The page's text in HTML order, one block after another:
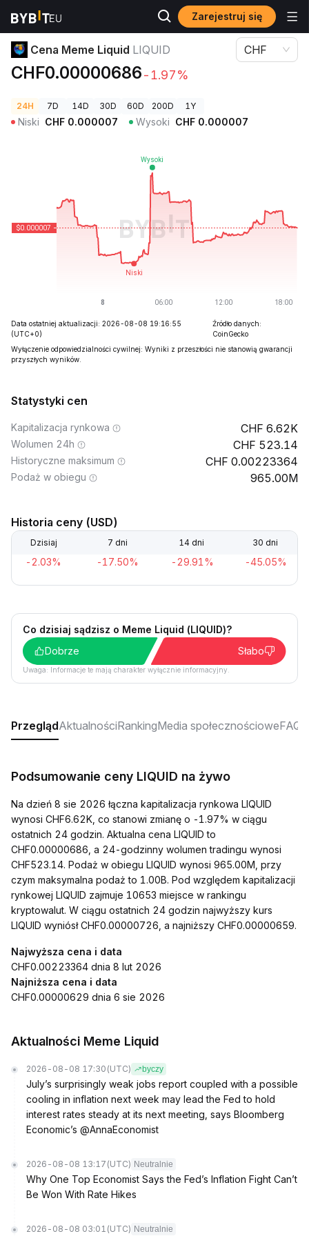
Zarejestruj się
Ceny kryptowalut Cena Meme Liquid LIQUID
Cena Meme Liquid LIQUID
CHF0.00000686-1.97%
CHF
24H 7D 14D 30D 60D 200D 1Y
Niski CHF 0.000007 Wysoki CHF 0.000007
Data ostatniej aktualizacji: 2026-08-08 19:16:55
(UTC+0)
Źródło danych:
CoinGecko
Wyłączenie odpowiedzialności cywilnej: Wyniki z przeszłości nie stanowią gwarancji
przyszłych wyników.
Statystyki cen
Kapitalizacja rynkowa 6.62K
Wolumen 24h 523.14
Historyczne maksimum 0.00223364
Podaż w obiegu 965.00M
Historia ceny (USD)
Dzisiaj 7 dni 14 dni 30 dni
-2.03% -17.50% -29.91% -45.05%
Co dzisiaj sądzisz o Meme Liquid (LIQUID)?
Dobrze
Słabo
Uwaga: Informacje te mają charakter wyłącznie informacyjny.
PrzeglądAktualnościRankingMedia społecznościoweFAQ
Podsumowanie ceny LIQUID na żywo
Na dzień 8 sie 2026 łączna kapitalizacja rynkowa LIQUID
wynosi CHF6.62K, co stanowi zmianę o -1.97% w ciągu
ostatnich 24 godzin. Aktualna cena LIQUID to
CHF0.00000686, a 24-godzinny wolumen tradingu wynosi
CHF523.14. Podaż w obiegu LIQUID wynosi 965.00M, przy
czym maksymalna podaż to 1.00B. Pod względem kapitalizacji
rynkowej LIQUID zajmuje 10653 miejsce w rankingu
kryptowalut. W ciągu ostatnich 24 godzin najwyższy kurs
LIQUID wyniósł CHF0.00000726, a najniższy CHF0.00000659.
Najwyższa cena i data
CHF0.00223364 dnia 8 lut 2026
Najniższa cena i data
CHF0.00000629 dnia 6 sie 2026
Aktualności Meme Liquid
2026-08-08 17:30 (UTC) byczy
July’s surprisingly weak jobs report coupled with a possible
cooling in inflation next week may lead the Fed to hold
interest rates steady at its next meeting, says Bloomberg
Economic’s @AnnaEconomist
2026-08-08 13:17 (UTC) Neutralnie
Why One Top Economist Says the Fed’s Inflation Fight Can’t
Be Won With Rate Hikes
2026-08-08 03:01 (UTC) Neutralnie